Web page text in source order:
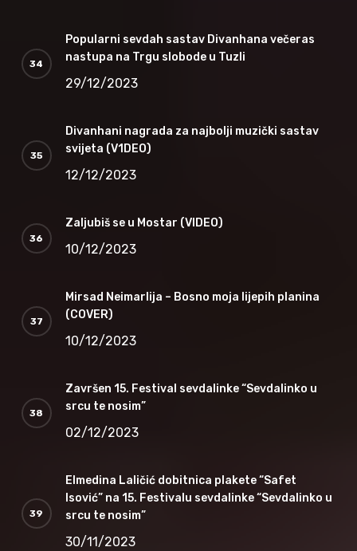
Popularni sevdah sastav Divanhana večeras
nastupa na Trgu slobode u Tuzli
29/12/2023
Divanhani nagrada za najbolji muzički sastav
svijeta (V1DEO)
12/12/2023
Zaljubiš se u Mostar (VIDEO)
10/12/2023
Mirsad Neimarlija – Bosno moja lijepih planina
(COVER)
10/12/2023
Završen 15. Festival sevdalinke “Sevdalinko u
srcu te nosim”
02/12/2023
Elmedina Laličić dobitnica plakete “Safet
Isović” na 15. Festivalu sevdalinke “Sevdalinko u
srcu te nosim”
30/11/2023